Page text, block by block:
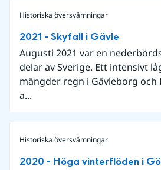
Historiska översvämningar
2021 - Skyfall i Gävle
Augusti 2021 var en
delar av Sverige. Ett intensivt
mängder regn i Gävleborg och
a...
Historiska översvämningar
2020 - Höga vinterflöden i